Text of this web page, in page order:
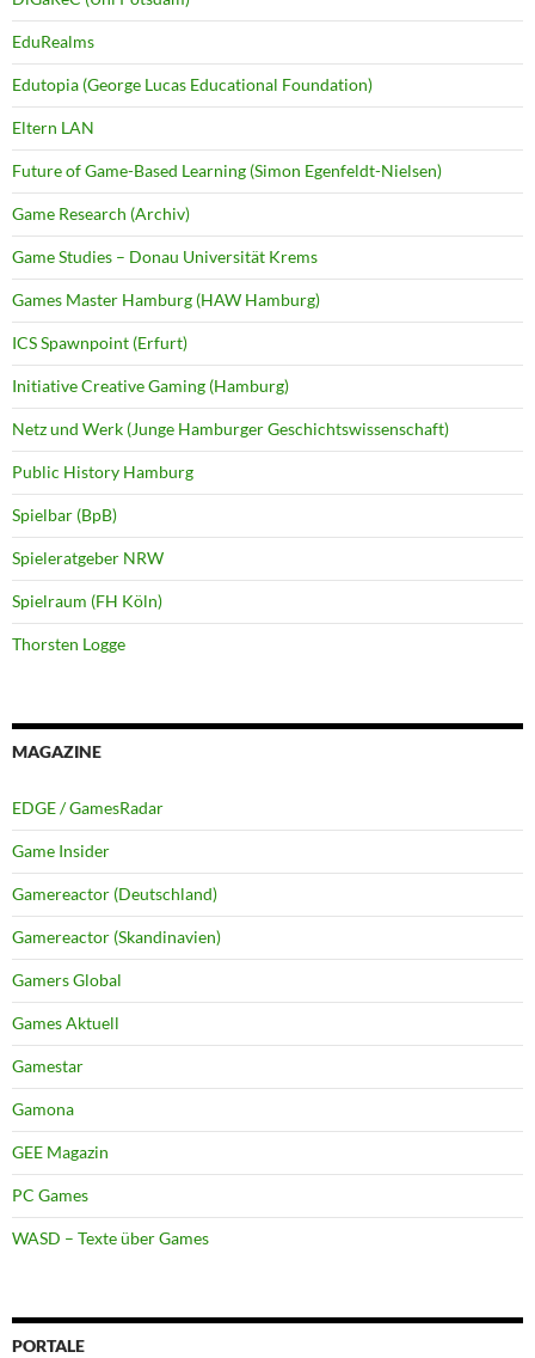
EduRealms
Edutopia (George Lucas Educational Foundation)
Eltern LAN
Future of Game-Based Learning (Simon Egenfeldt-Nielsen)
Game Research (Archiv)
Game Studies – Donau Universität Krems
Games Master Hamburg (HAW Hamburg)
ICS Spawnpoint (Erfurt)
Initiative Creative Gaming (Hamburg)
Netz und Werk (Junge Hamburger Geschichtswissenschaft)
Public History Hamburg
Spielbar (BpB)
Spieleratgeber NRW
Spielraum (FH Köln)
Thorsten Logge
MAGAZINE
EDGE / GamesRadar
Game Insider
Gamereactor (Deutschland)
Gamereactor (Skandinavien)
Gamers Global
Games Aktuell
Gamestar
Gamona
GEE Magazin
PC Games
WASD – Texte über Games
PORTALE